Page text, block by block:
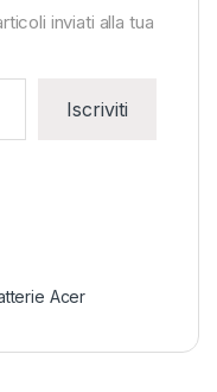
inviati alla tua
Iscriviti
Acer